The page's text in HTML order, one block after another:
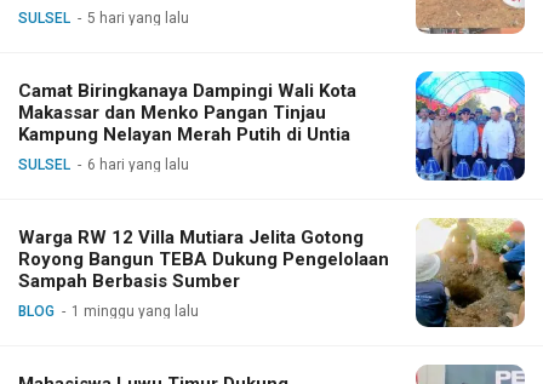
SULSEL 5 hari yang lalu
Camat Biringkanaya Dampingi Wali Kota
Makassar dan Menko Pangan Tinjau
Kampung Nelayan Merah Putih di Untia
SULSEL 6 hari yang lalu
Warga RW 12 Villa Mutiara Jelita Gotong
Royong Bangun TEBA Dukung Pengelolaan
Sampah Berbasis Sumber
BLOG 1 minggu yang lalu